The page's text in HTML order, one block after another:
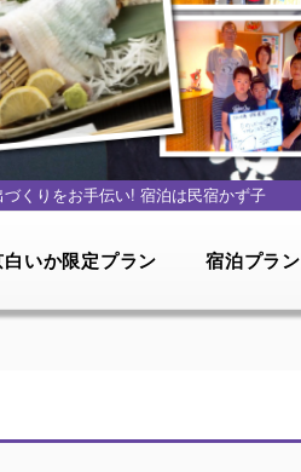
くりをお手伝い! 宿泊は民宿かず子
白いか限定プラン 宿泊プラン